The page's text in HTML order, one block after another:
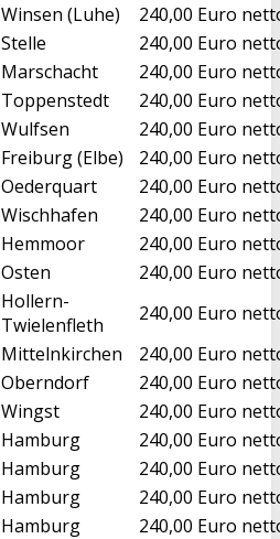
Winsen (Luhe)
240,00 Euro
Stelle
240,00 Euro
Marschacht
240,00 Euro
Toppenstedt
240,00 Euro
Wulfsen
240,00 Euro
Freiburg (Elbe)
240,00 Euro
Oederquart
240,00 Euro
Wischhafen
240,00 Euro
Hemmoor
240,00 Euro
Osten
240,00 Euro
Hollern-
Twielenfleth
240,00 Euro
Mittelnkirchen
240,00 Euro
Oberndorf
240,00 Euro
Wingst
240,00 Euro
Hamburg
240,00 Euro
Hamburg
240,00 Euro
Hamburg
240,00 Euro
Hamburg
240,00 Euro